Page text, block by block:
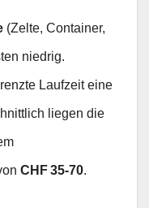
(Zelte, Container,
niedrig.
Laufzeit eine
liegen die
CHF 35‑70.